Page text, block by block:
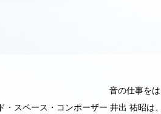
音の仕事をは
・スペース・コンポーザー 井出 祐昭